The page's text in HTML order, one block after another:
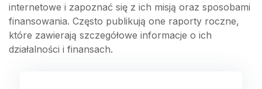
internetowe i zapoznać się z ich misją oraz sposobami
finansowania. Często publikują one raporty roczne,
które zawierają szczegółowe informacje o ich
działalności i finansach.